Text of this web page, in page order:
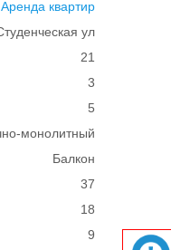
Аренда квартир
ул
21
3
5
монолитный
Балкон
37
18
9